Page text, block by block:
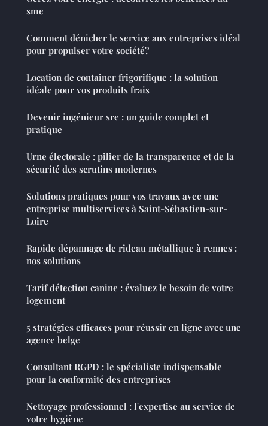
sme
Comment dénicher le service aux entreprises idéal
pour propulser votre société?
Location de container frigorifique : la solution
idéale pour vos produits frais
Devenir ingénieur sre : un guide complet et
pratique
Urne électorale : pilier de la transparence et de la
sécurité des scrutins modernes
Solutions pratiques pour vos travaux avec une
entreprise multiservices à Saint-Sébastien-sur-
Loire
Rapide dépannage de rideau métallique à rennes :
nos solutions
Tarif détection canine : évaluez le besoin de votre
logement
5 stratégies efficaces pour réussir en ligne avec une
agence belge
Consultant RGPD : le spécialiste indispensable
pour la conformité des entreprises
Nettoyage professionnel : l'expertise au service de
votre hygiène